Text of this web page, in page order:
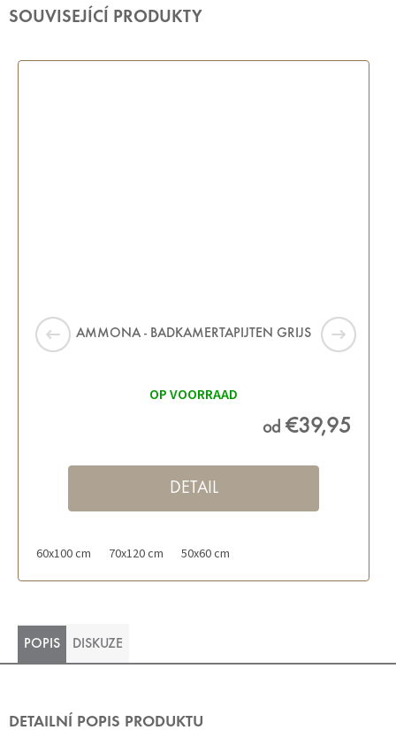
SOUVISEJÍCÍ PRODUKTY
AMMONA - BADKAMERTAPIJTEN GRIJS
OP VOORRAAD
od €39,95
DETAIL
60x100 cm 70x120 cm 50x60 cm
POPIS DISKUZE
DETAILNÍ POPIS PRODUKTU